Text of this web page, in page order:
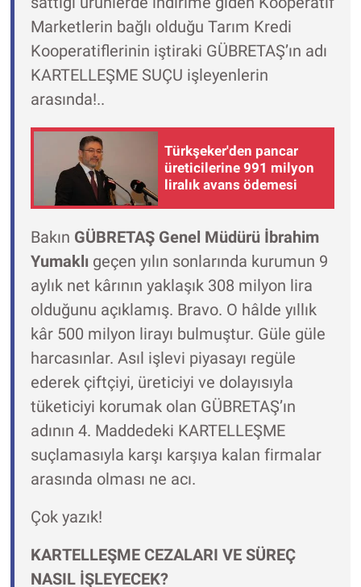
Marketlerin bağlı olduğu Tarım Kredi
Kooperatiflerinin iştiraki GÜBRETAŞ’ın adı
KARTELLEŞME SUÇU işleyenlerin
arasında!..
Türkşeker'den pancar
üreticilerine 991 milyon
liralık avans ödemesi
Bakın GÜBRETAŞ Genel Müdürü İbrahim
Yumaklı geçen yılın sonlarında kurumun 9
aylık net kârının yaklaşık 308 milyon lira
olduğunu açıklamış. Bravo. O hâlde yıllık
kâr 500 milyon lirayı bulmuştur. Güle güle
harcasınlar. Asıl işlevi piyasayı regüle
ederek çiftçiyi, üreticiyi ve dolayısıyla
tüketiciyi korumak olan GÜBRETAŞ’ın
adının 4. Maddedeki KARTELLEŞME
suçlamasıyla karşı karşıya kalan firmalar
arasında olması ne acı.
Çok yazık!
KARTELLEŞME CEZALARI VE SÜREÇ
NASIL İŞLEYECEK?